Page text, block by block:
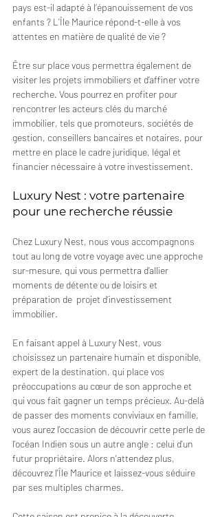
pays est-il adapté à l’épanouissement de vos
enfants ? L’Île Maurice répond-t-elle à vos
attentes en matière de qualité de vie ?
Être sur place vous permettra également de
visiter les projets immobiliers et d’affiner votre
recherche. Vous pourrez en profiter pour
rencontrer les acteurs clés du marché
immobilier, tels que promoteurs, sociétés de
gestion, conseillers bancaires et notaires, pour
mettre en place le cadre juridique, légal et
financier nécessaire à votre investissement.
Luxury Nest : votre partenaire
pour une recherche réussie
Chez Luxury Nest, nous vous accompagnons
tout au long de votre voyage avec une approche
sur-mesure, qui vous permettra d’allier
moments de détente ou de loisirs et
préparation de  projet d’investissement
immobilier.
En faisant appel à Luxury Nest, vous
choisissez un partenaire humain et disponible,
expert de la destination, qui place vos
préoccupations au cœur de son approche et
qui vous fait gagner un temps précieux. Au-delà
de passer des moments conviviaux en famille,
vous aurez l'occasion de découvrir cette perle de
l'océan Indien sous un autre angle : celui d'un
futur propriétaire. Alors n'attendez plus,
découvrez l'Île Maurice et laissez-vous séduire
par ses multiples charmes.